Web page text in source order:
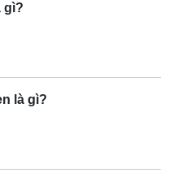
gì?
là gì?